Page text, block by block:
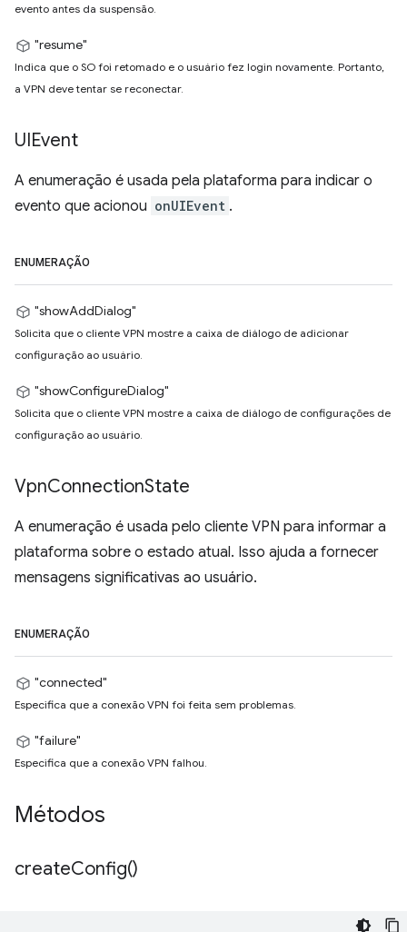
evento antes da suspensão.
"resume"
Indica que o SO foi retomado e o usuário fez login novamente. Portanto,
a VPN deve tentar se reconectar.
UIEvent
A enumeração é usada pela plataforma para indicar o
evento que acionou onUIEvent .
ENUMERAÇÃO
"showAddDialog"
Solicita que o cliente VPN mostre a caixa de diálogo de adicionar
configuração ao usuário.
"showConfigureDialog"
Solicita que o cliente VPN mostre a caixa de diálogo de configurações de
configuração ao usuário.
VpnConnectionState
A enumeração é usada pelo cliente VPN para informar a
plataforma sobre o estado atual. Isso ajuda a fornecer
mensagens significativas ao usuário.
ENUMERAÇÃO
"connected"
Especifica que a conexão VPN foi feita sem problemas.
"failure"
Especifica que a conexão VPN falhou.
Métodos
createConfig()